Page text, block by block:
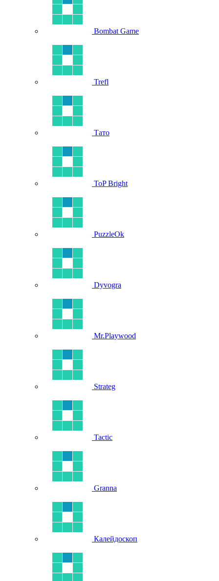
Bombat Game
Trefl
Тато
ToP Bright
PuzzleOk
Dyvogra
Mr.Playwood
Strateg
Tactic
Granna
Калейдоскоп